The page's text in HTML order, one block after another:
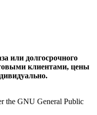
или долгосрочного
клиентами, цены
the GNU General Public